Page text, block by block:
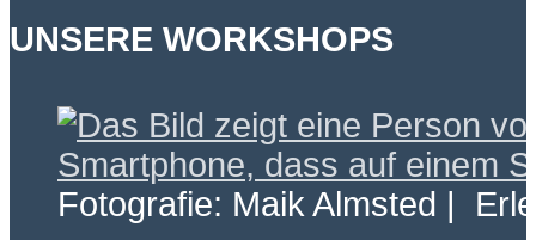
UNSERE WORKSHOPS
Fotografie: Maik Almsted |